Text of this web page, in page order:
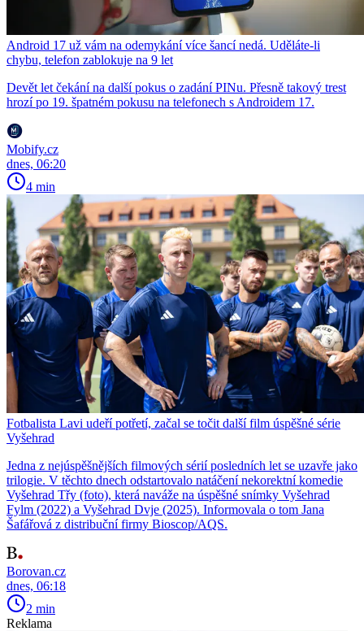
Android 17 už vám na odemykání více šancí nedá. Uděláte-li
chybu, telefon zablokuje na 9 let
Devět let čekání na další pokus o zadání PINu. Přesně takový trest
hrozí po 19. špatném pokusu na telefonech s Androidem 17.
Mobify.cz
dnes, 06:20
4 min
Fotbalista Lavi udeří potřetí, začal se točit další film úspěšné série
Vyšehrad
Jedna z nejúspěšnějších filmových sérií posledních let se uzavře jako
trilogie. V těchto dnech odstartovalo natáčení nekorektní komedie
Vyšehrad Třy (foto), která naváže na úspěšné snímky Vyšehrad
Fylm (2022) a Vyšehrad Dvje (2025). Informovala o tom Jana
Šafářová z distribuční firmy Bioscop/AQS.
Borovan.cz
dnes, 06:18
2 min
Reklama